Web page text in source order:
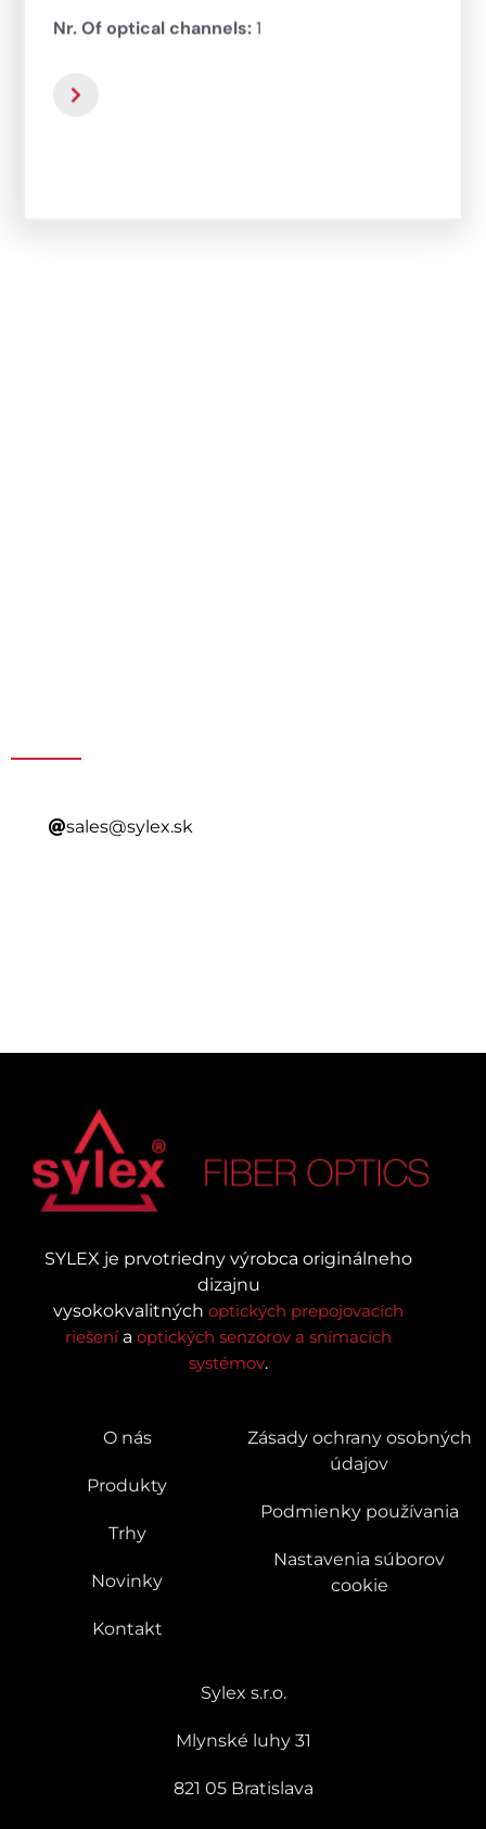
Nr. Of optical channels:1
sales@sylex.sk
SYLEX je prvotriedny výrobca originálneho
dizajnu
vysokokvalitných optických prepojovacích
riešení a optických senzorov a snímacích
systémov.
O nás
Produkty
Trhy
Novinky
Kontakt
Zásady ochrany osobných
údajov
Podmienky používania
Nastavenia súborov
cookie
Sylex s.r.o.
Mlynské luhy 31
821 05 Bratislava